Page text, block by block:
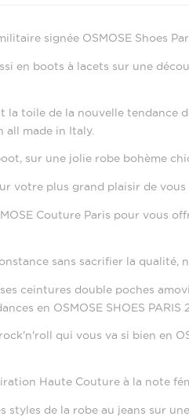
signée OSMOSE Shoes
en boots à lacets sur une
toile de la nouvelle tendance
made in Italy.
sur une jolie robe bohème
votre plus grand plaisir de vous
Couture Paris pour vous
sans sacrifier la qualité,
ceintures double poches
en OSMOSE SHOES PARIS
qui vous va si bien en
Haute Couture à la note
styles de la robe au jeans sur